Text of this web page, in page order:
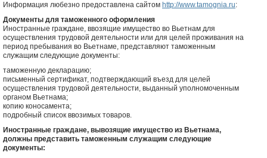
Информация любезно предоставлена сайтом http://www.tamognia.ru:
Документы для таможенного оформления
Иностранные граждане, ввозящие имущество во Вьетнам для
осуществления трудовой деятельности или для целей проживания на
период пребывания во Вьетнаме, представляют таможенным
служащим следующие документы:
таможенную декларацию;
письменный сертификат, подтверждающий въезд для целей
осуществления трудовой деятельности, выданный уполномоченным
органом Вьетнама;
копию коносамента;
подробный список ввозимых товаров.
Иностранные граждане, вывозящие имущество из Вьетнама,
должны представить таможенным служащим следующие
документы: